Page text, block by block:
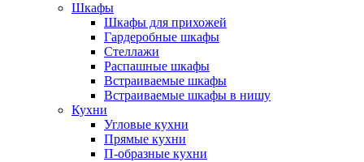
Шкафы
Шкафы для прихожей
Гардеробные шкафы
Стеллажи
Распашные шкафы
Встраиваемые шкафы
Встраиваемые шкафы в нишу
Кухни
Угловые кухни
Прямые кухни
П-образные кухни